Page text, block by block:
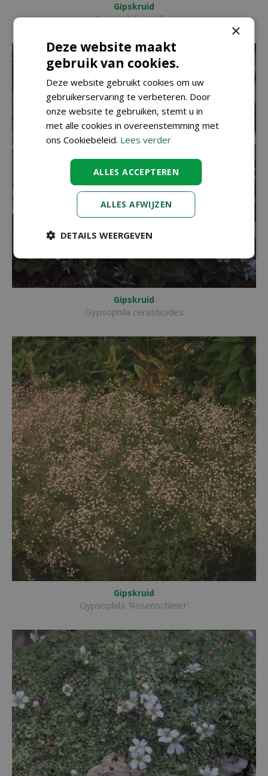
Gipskruid
Gypsophila pacifica
Gipskruid
Gypsophila cerastioides
Gipskruid
Gypsophila 'Rosenschleier'
×
Deze website maakt
gebruik van cookies.
Deze website gebruikt cookies om uw
gebruikerservaring te verbeteren. Door
onze website te gebruiken, stemt u in
met alle cookies in overeenstemming met
ons Cookiebeleid. Lees verder
ALLES ACCEPTEREN
ALLES AFWIJZEN
DETAILS WEERGEVEN